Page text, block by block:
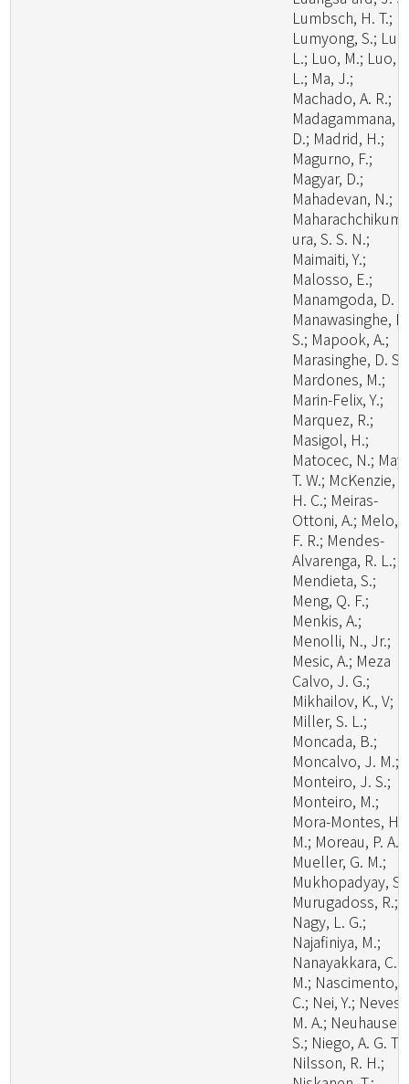
Lumbsch, H. T.;
Lumyong, S.;
L.; Luo, M.; Luo,
L.; Ma, J.;
Machado, A. R.;
Madagammana,
D.; Madrid, H.;
Magurno, F.;
Magyar, D.;
Mahadevan, N.;
ura, S. S. N.;
Maimaiti, Y.;
Malosso, E.;
Manamgoda, D.
Manawasinghe, I.
S.; Mapook, A.;
Marasinghe, D. S.;
Mardones, M.;
Marin-Felix, Y.;
Marquez, R.;
Masigol, H.;
Matocec, N.; May,
T. W.; McKenzie,
H. C.; Meiras-
Ottoni, A.; Melo,
F. R.; Mendes-
Alvarenga, R. L.;
Mendieta, S.;
Meng, Q. F.;
Menkis, A.;
Menolli, N., Jr.;
Mesic, A.; Meza
Calvo, J. G.;
Mikhailov, K., V;
Miller, S. L.;
Moncada, B.;
Moncalvo, J. M.;
Monteiro, J. S.;
Monteiro, M.;
Mora-Montes, H.
M.; Moreau, P. A.;
Mueller, G. M.;
Mukhopadyay, S.;
Murugadoss, R.;
Nagy, L. G.;
Najafiniya, M.;
Nanayakkara, C.
M.; Nascimento,
C.; Nei, Y.; Neves,
M. A.; Neuhauser,
S.; Niego, A. G. T.;
Nilsson, R. H.;